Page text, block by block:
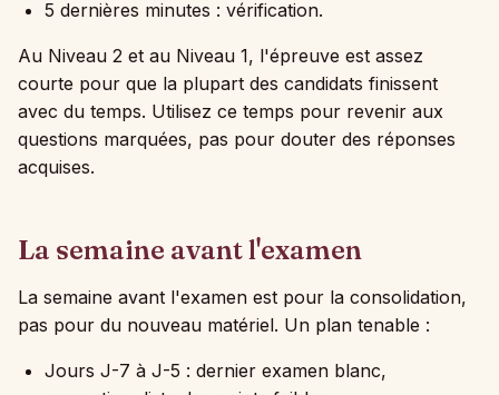
5 dernières minutes : vérification.
Au Niveau 2 et au Niveau 1, l'épreuve est assez
courte pour que la plupart des candidats finissent
avec du temps. Utilisez ce temps pour revenir aux
questions marquées, pas pour douter des réponses
acquises.
La semaine avant l'examen
La semaine avant l'examen est pour la consolidation,
pas pour du nouveau matériel. Un plan tenable :
Jours J-7 à J-5 : dernier examen blanc,